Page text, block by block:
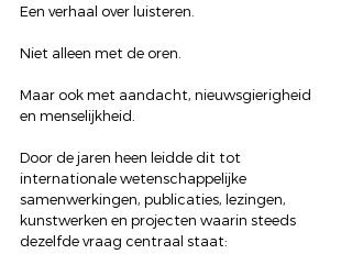
Een verhaal over luisteren.
Niet alleen met de oren.
Maar ook met aandacht, nieuwsgierigheid
en menselijkheid.
Door de jaren heen leidde dit tot
internationale wetenschappelijke
samenwerkingen, publicaties, lezingen,
kunstwerken en projecten waarin steeds
dezelfde vraag centraal staat: